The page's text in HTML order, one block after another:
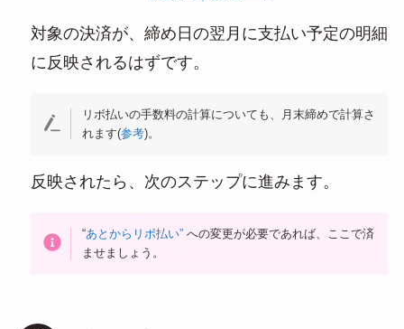
対象の決済が、締め日の翌月に支払い予定の明細
に反映されるはずです。
リボ払いの手数料の計算についても、月末締めで計算さ
れます(参考)。
反映されたら、次のステップに進みます。
“あとからリボ払い” への変更が必要であれば、ここで済
ませましょう。